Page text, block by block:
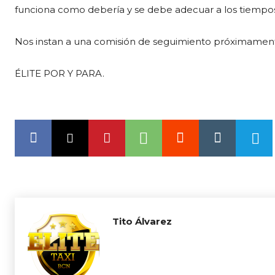
funciona como debería y se debe adecuar a los
Nos instan a una comisión de seguimiento
ÉLITE POR Y PARA.
Tito Álvarez